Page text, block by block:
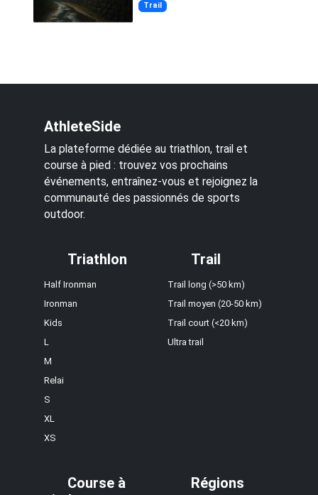
Trail
AthleteSide
La plateforme dédiée au triathlon, trail et
course à pied : trouvez vos prochains
événements, entraînez-vous et rejoignez la
communauté des passionnés de sports
outdoor.
Triathlon
Half Ironman
Ironman
Kids
L
M
Relai
S
XL
XS
Trail
Trail long (>50 km)
Trail moyen (20-50 km)
Trail court (<20 km)
Ultra trail
Course à
Régions